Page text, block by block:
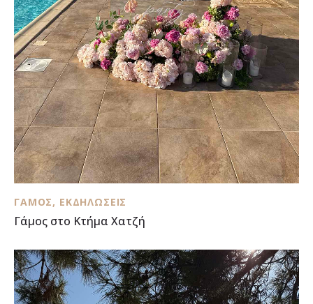
ΓΆΜΟΣ, ΕΚΔΗΛΏΣΕΙΣ
Γάμος στο Κτήμα Χατζή